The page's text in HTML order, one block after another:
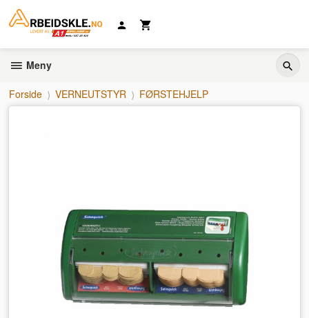
innholdet
Meny
Forside VERNEUTSTYR FØRSTEHJELP